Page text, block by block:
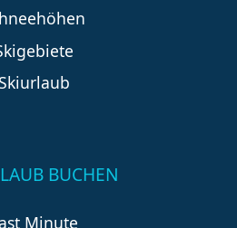
BUCHEN
Minute